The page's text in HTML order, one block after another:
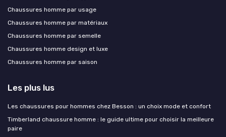
Chaussures homme par usage
Chaussures homme par matériaux
Chaussures homme par semelle
Chaussures homme design et luxe
Chaussures homme par saison
Les plus lus
Les chaussures pour hommes chez Besson : un choix mode et confort
Timberland chaussure homme : le guide ultime pour choisir la meilleure
paire